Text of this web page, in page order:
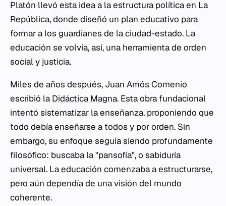
Platón llevó esta idea a la estructura política en La
República, donde diseñó un plan educativo para
formar a los guardianes de la ciudad-estado. La
educación se volvía, así, una herramienta de orden
social y justicia.
Miles de años después, Juan Amós Comenio
escribió la Didáctica Magna. Esta obra fundacional
intentó sistematizar la enseñanza, proponiendo que
todo debía enseñarse a todos y por orden. Sin
embargo, su enfoque seguía siendo profundamente
filosófico: buscaba la "pansofía", o sabiduría
universal. La educación comenzaba a estructurarse,
pero aún dependía de una visión del mundo
coherente.